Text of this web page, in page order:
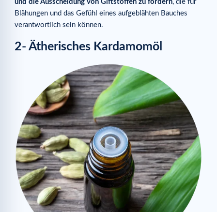
und die Ausscheidung von Giftstoffen zu fördern, die für
Blähungen und das Gefühl eines aufgeblähten Bauches
verantwortlich sein können.
2- Ätherisches Kardamomöl